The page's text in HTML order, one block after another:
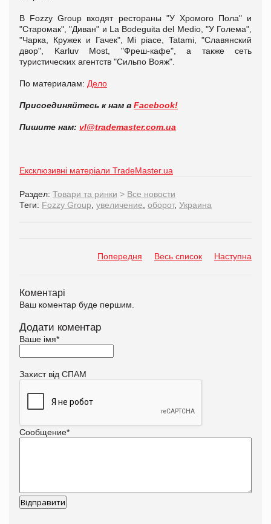
В Fozzy Group входят рестораны "У Хромого Пола" и
"Старомак", "Диван" и La Bodeguita del Medio, "У Голема",
"Чарка, Кружек и Гачек", Mi piace, Tatami, "Славянский
двор", Karluv Most, "Фреш-кафе", а также сеть
туристических агентств "Сильпо Вояж".
По материалам: Дело
Присоединяйтесь к нам в Facebook!
Пишите нам: vl@trademaster.com.ua
Ексклюзивні матеріали TradeMaster.ua
Раздел: Товари та ринки > Все новости
Теги: Fozzy Group увеличение оборот, Украина
Попередня Весь список Наступна
Коментарі
Ваш коментар буде першим.
Додати коментар
Ваше імя*
Захист від СПАМ
Сообщение*